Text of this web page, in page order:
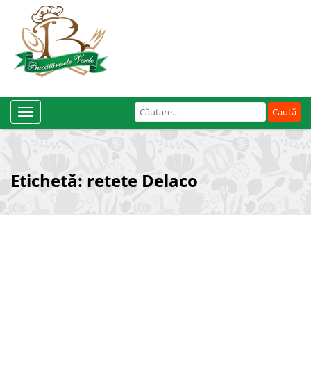
Caută
după:
Toggle
Navigation
Etichetă: retete Delaco